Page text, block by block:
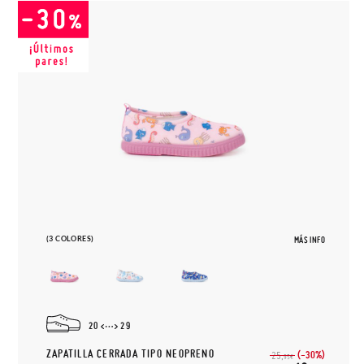
(3 COLORES) MÁS INFO
20 29
ZAPATILLA CERRADA TIPO NEOPRENO 25,95€ (-30%)